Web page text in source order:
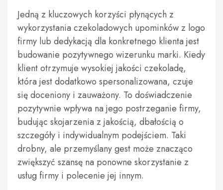
Jedną z kluczowych korzyści płynących z
wykorzystania czekoladowych upominków z logo
firmy lub dedykacją dla konkretnego klienta jest
budowanie pozytywnego wizerunku marki. Kiedy
klient otrzymuje wysokiej jakości czekoladę,
która jest dodatkowo spersonalizowana, czuje
się doceniony i zauważony. To doświadczenie
pozytywnie wpływa na jego postrzeganie firmy,
budując skojarzenia z jakością, dbałością o
szczegóły i indywidualnym podejściem. Taki
drobny, ale przemyślany gest może znacząco
zwiększyć szansę na ponowne skorzystanie z
usług firmy i polecenie jej innym.